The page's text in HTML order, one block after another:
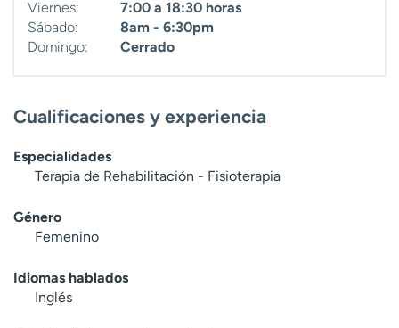
Viernes:
7:00 a 18:30 horas
Sábado:
8am - 6:30pm
Domingo:
Cerrado
Cualificaciones y experiencia
Especialidades
Terapia de Rehabilitación - Fisioterapia
Género
Femenino
Idiomas hablados
Inglés